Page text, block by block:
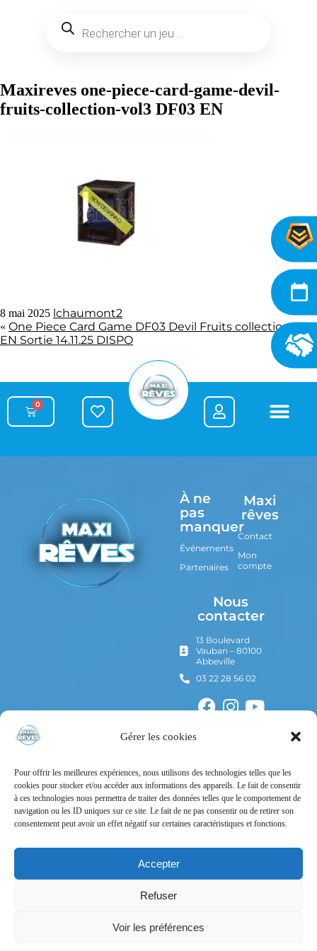
Gérer les cookies
Pour offrir les meilleures expériences, nous utilisons des technologies telles que les
cookies pour stocker et/ou accéder aux informations des appareils. Le fait de consentir
à ces technologies nous permettra de traiter des données telles que le comportement de
navigation ou les ID uniques sur ce site. Le fait de ne pas consentir ou de retirer son
consentement peut avoir un effet négatif sur certaines caractéristiques et fonctions.
Accepter
Refuser
Voir les préférences
Maxireves one-piece-card-game-devil-
fruits-collection-vol3 DF03 EN
8 mai 2025 lchaumont2
« One Piece Card Game DF03 Devil Fruits collection V3
EN Sortie 14.11.25 DISPO
0
À ne
pas
manquer
Événements
Partenaires
Maxi
rêves
Contact
Mon
compte
Nous
contacter
13 Boulevard
Vauban – 80100
Abbeville
03 22 28 56 02
Mentions Légales Politique de confidentialité
Conditions Générales d’Utilisation
Tous droits réservés – © Maxi Rêves – 2024 – Un site